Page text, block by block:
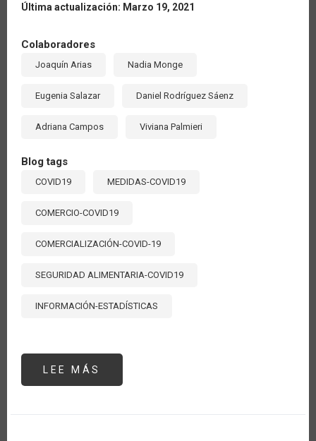
Última actualización: Marzo 19, 2021
Colaboradores
Joaquín Arias Nadia Monge
Eugenia Salazar Daniel Rodríguez Sáenz
Adriana Campos Viviana Palmieri
Blog tags
COVID19 MEDIDAS-COVID19
COMERCIO-COVID19
COMERCIALIZACIÓN-COVID-19
SEGURIDAD ALIMENTARIA-COVID19
INFORMACIÓN-ESTADÍSTICAS
LEE MÁS
DE